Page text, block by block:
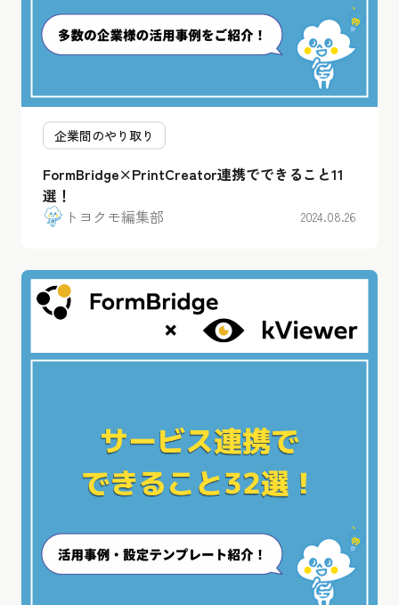
企業間のやり取り
FormBridge×PrintCreator連携でできること11
選！
トヨクモ編集部
2024.08.26